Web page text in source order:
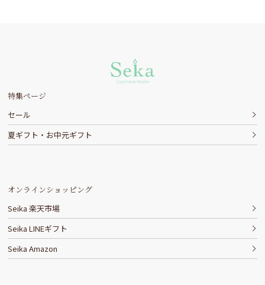
特集ページ
セール
夏ギフト・お中元ギフト
オンラインショッピング
Seika 楽天市場
Seika LINEギフト
Seika Amazon